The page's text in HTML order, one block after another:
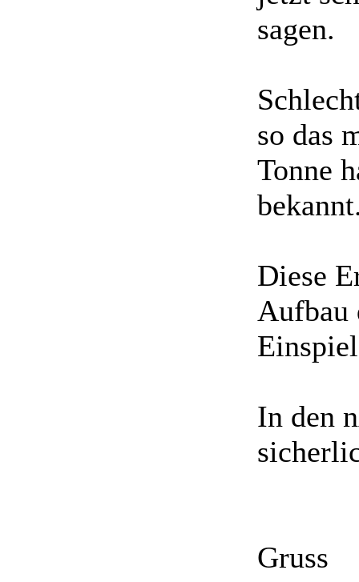
sagen.
so das
Tonne
Diese
Aufbau
In den
Gruss